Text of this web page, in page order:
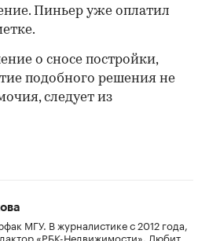
Пиньер уже оплатил
о сносе постройки,
подобного решения не
следует из
МГУ. В журналистике с 2012 года,
«РБК-Недвижимости». Любит